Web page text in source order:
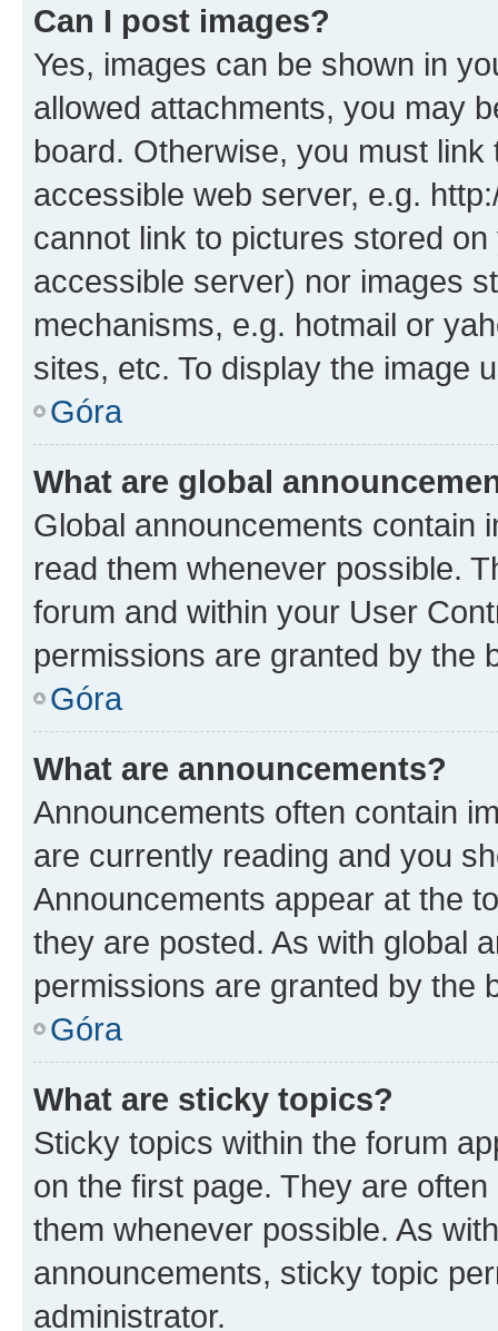
Can I post images?
Yes, images can be shown in
allowed attachments, you may
board. Otherwise, you must
accessible web server, e.g.
cannot link to pictures stored
accessible server) nor images
mechanisms, e.g. hotmail or
sites, etc. To display the image
Góra
What are global
Global announcements contain
read them whenever possible.
forum and within your User
permissions are granted by the
Góra
What are announcements?
Announcements often contain
are currently reading and you
Announcements appear at the
they are posted. As with global
permissions are granted by the
Góra
What are sticky topics?
Sticky topics within the forum
on the first page. They are
them whenever possible. As
announcements, sticky topic
administrator.